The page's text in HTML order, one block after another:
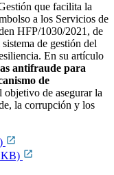
que facilita la
a los Servicios de
HFP/1030/2021, de
de gestión del
En su artículo
antifraude para
de
objetivo de asegurar la
la corrupción y los
KB)